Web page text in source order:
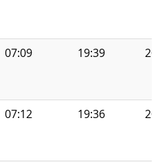
07:09 19:39
07:12 19:36